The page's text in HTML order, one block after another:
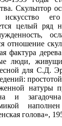
Скульптор
искусство
целый ряд
отношение
фактура
люди,
для С.Д.
натуры
и
голова»,